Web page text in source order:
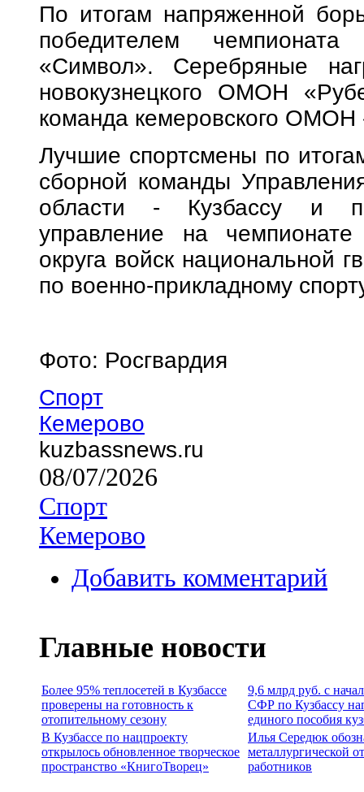
По итогам напряженной
победителем
«Символ». Серебряные
новокузнецкого ОМОН
команда кемеровского ОМОН
Лучшие спортсмены по
сборной команды
области - Кузбассу и
управление на
округа войск национальной
по военно-прикладному
Фото: Росгвардия
Спорт
Кемерово
kuzbassnews.ru
08/07/2026
Спорт
Кемерово
Добавить комментарий
Главные новости
Более 95% теплосетей в Кузбассе
проверены на готовность к
отопительному сезону
9,6 млрд руб. с
СФР по Кузбассу
единого пособия
В Кузбассе по нацпроекту
открылось обновленное творческое
пространство «КнигоТворец»
Илья Середюк
металлургической
работников